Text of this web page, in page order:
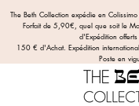
The Beth Collection expédie en
Forfait de 5,90€, quel que soit le
d'Expédition offerts
150 € d'Achat. Expédition
Poste en